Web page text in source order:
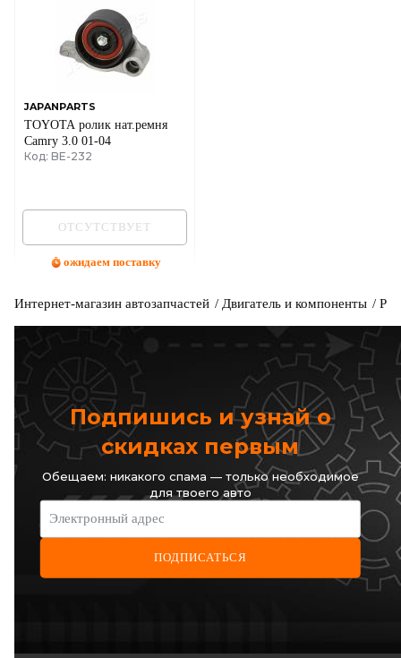
JAPANPARTS
TOYOTA ролик нат.ремня
Camry 3.0 01-04
Код: BE-232
ОТСУТСТВУЕТ
ожидаем поставку
Интернет-магазин автозапчастей Двигатель и компоненты
Подпишись и узнай о
скидках первым
Обещаем: никакого спама — только необходимое
для твоего авто
Электронный адрес
ПОДПИСАТЬСЯ